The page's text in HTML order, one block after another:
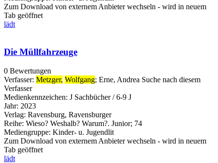
Zum Download von externem Anbieter wechseln - wird in neuem
Tab geöffnet
lädt
Die Müllfahrzeuge
0 Bewertungen
Verfasser: Metzger, Wolfgang; Erne, Andrea Suche nach diesem
Verfasser
Medienkennzeichen: J Sachbücher / 6-9 J
Jahr: 2023
Verlag: Ravensburg, Ravensburger
Reihe: Wieso? Weshalb? Warum?. Junior; 74
Mediengruppe: Kinder- u. Jugendlit
Zum Download von externem Anbieter wechseln - wird in neuem
Tab geöffnet
lädt